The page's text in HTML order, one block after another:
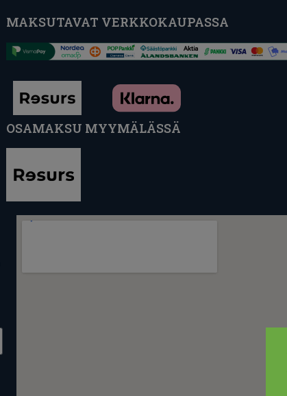
MAKSUTAVAT VERKKOKAUPASSA
OSAMAKSU MYYMÄLÄSSÄ